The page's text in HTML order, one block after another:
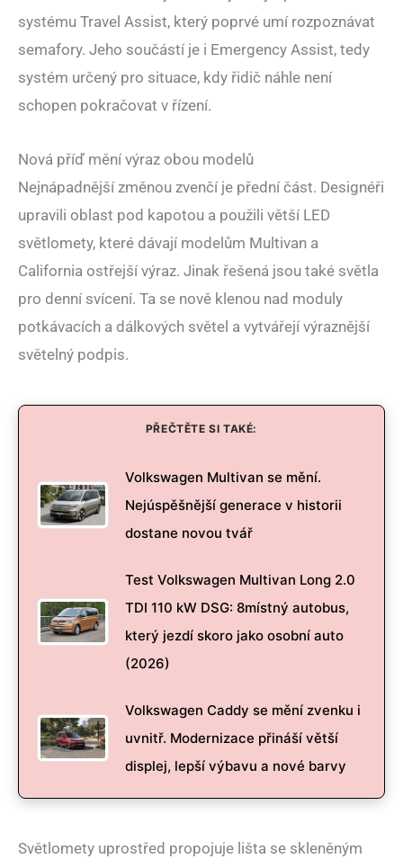
systému Travel Assist, který poprvé umí rozpoznávat
semafory. Jeho součástí je i Emergency Assist, tedy
systém určený pro situace, kdy řidič náhle není
schopen pokračovat v řízení.
Nová příď mění výraz obou modelů
Nejnápadnější změnou zvenčí je přední část. Designéři
upravili oblast pod kapotou a použili větší LED
světlomety, které dávají modelům Multivan a
California ostřejší výraz. Jinak řešená jsou také světla
pro denní svícení. Ta se nově klenou nad moduly
potkávacích a dálkových světel a vytvářejí výraznější
světelný podpis.
PŘEČTĚTE SI TAKÉ:
Volkswagen Multivan se mění.
Nejúspěšnější generace v historii
dostane novou tvář
Test Volkswagen Multivan Long 2.0
TDI 110 kW DSG: 8místný autobus,
který jezdí skoro jako osobní auto
(2026)
Volkswagen Caddy se mění zvenku i
uvnitř. Modernizace přináší větší
displej, lepší výbavu a nové barvy
Světlomety uprostřed propojuje lišta se skleněným